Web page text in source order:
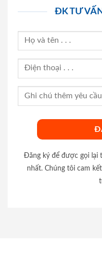
ĐK TƯ
Đăng ký để được gọi lại
nhất. Chúng tôi cam